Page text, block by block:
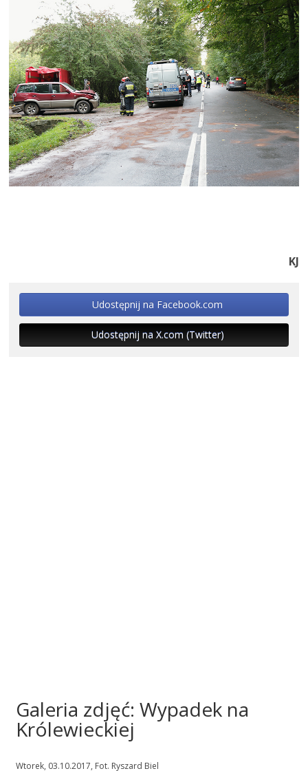
KJ
Udostępnij na Facebook.com
Udostępnij na X.com (Twitter)
Galeria zdjęć: Wypadek na
Królewieckiej
Wtorek, 03.10.2017, Fot. Ryszard Biel